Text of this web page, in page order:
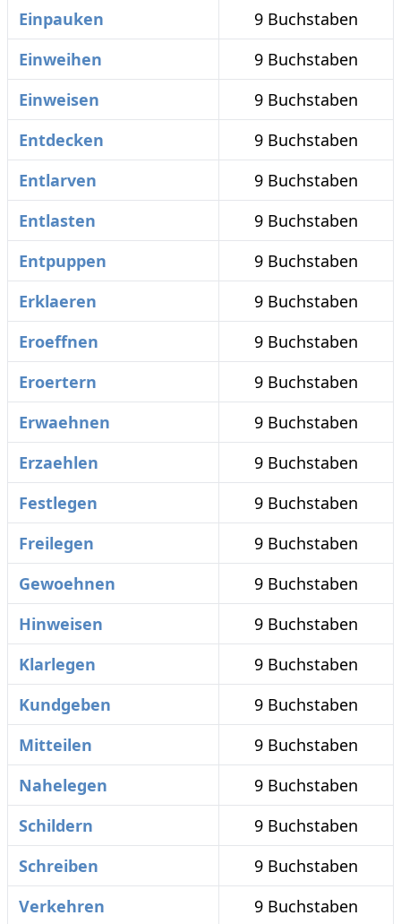
Einpauken
9 Buchstaben
Einweihen
9 Buchstaben
Einweisen
9 Buchstaben
Entdecken
9 Buchstaben
Entlarven
9 Buchstaben
Entlasten
9 Buchstaben
Entpuppen
9 Buchstaben
Erklaeren
9 Buchstaben
Eroeffnen
9 Buchstaben
Eroertern
9 Buchstaben
Erwaehnen
9 Buchstaben
Erzaehlen
9 Buchstaben
Festlegen
9 Buchstaben
Freilegen
9 Buchstaben
Gewoehnen
9 Buchstaben
Hinweisen
9 Buchstaben
Klarlegen
9 Buchstaben
Kundgeben
9 Buchstaben
Mitteilen
9 Buchstaben
Nahelegen
9 Buchstaben
Schildern
9 Buchstaben
Schreiben
9 Buchstaben
Verkehren
9 Buchstaben